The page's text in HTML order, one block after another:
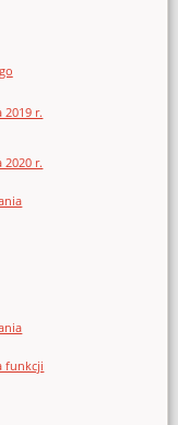
2019 r.
2020 r.
funkcji